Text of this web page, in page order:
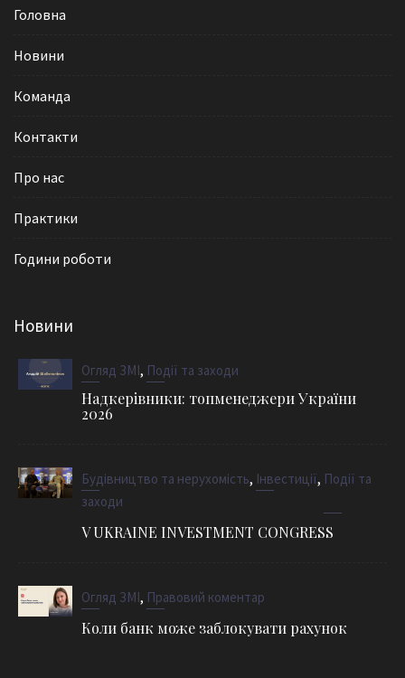
Головна
Новини
Команда
Контакти
Про нас
Практики
Години роботи
Новини
Огляд ЗМІ, Події та заходи
Надкерівники: топменеджери України
2026
Будівництво та нерухомість, Інвестиції, Події та
заходи
V UKRAINE INVESTMENT CONGRESS
Огляд ЗМІ, Правовий коментар
Коли банк може заблокувати рахунок